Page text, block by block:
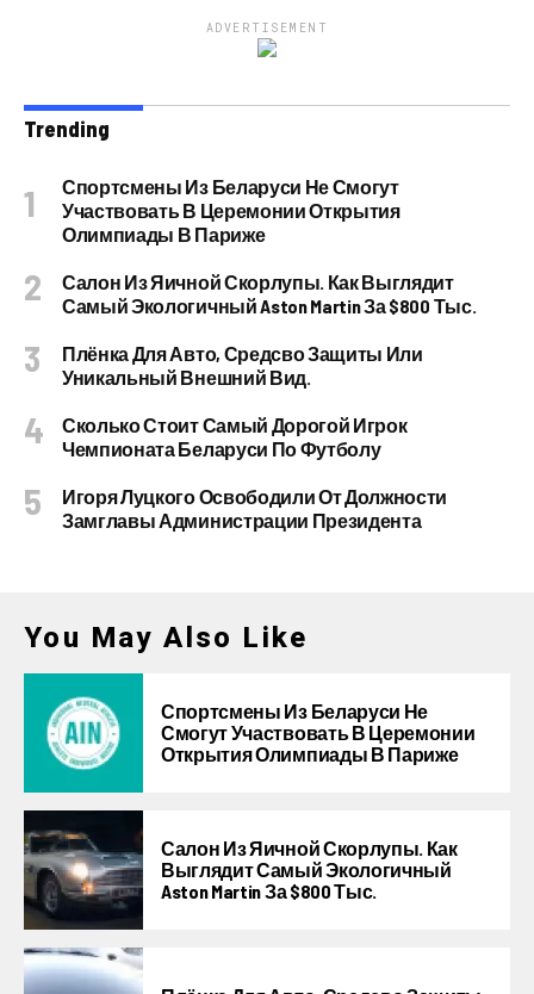
ADVERTISEMENT
Trending
Спортсмены Из Беларуси Не Смогут
Участвовать В Церемонии Открытия
Олимпиады В Париже
Салон Из Яичной Скорлупы. Как Выглядит
Самый Экологичный Aston Martin За $800 Тыс.
Плёнка Для Авто, Средсво Защиты Или
Уникальный Внешний Вид.
Сколько Стоит Самый Дорогой Игрок
Чемпионата Беларуси По Футболу
Игоря Луцкого Освободили От Должности
Замглавы Администрации Президента
You May Also Like
Спортсмены Из Беларуси Не
Смогут Участвовать В Церемонии
Открытия Олимпиады В Париже
Салон Из Яичной Скорлупы. Как
Выглядит Самый Экологичный
Aston Martin За $800 Тыс.